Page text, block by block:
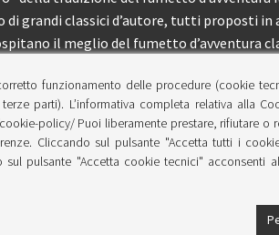
grandi classici d’autore, tutti proposti in
il meglio del fumetto d’avventura
funzionamento delle procedure (cookie
parti). L’informativa completa relativa alla
policy/ Puoi liberamente prestare, rifiutare o
Cliccando sul pulsante "Accetta tutti i
pulsante "Accetta cookie tecnici" acconsenti